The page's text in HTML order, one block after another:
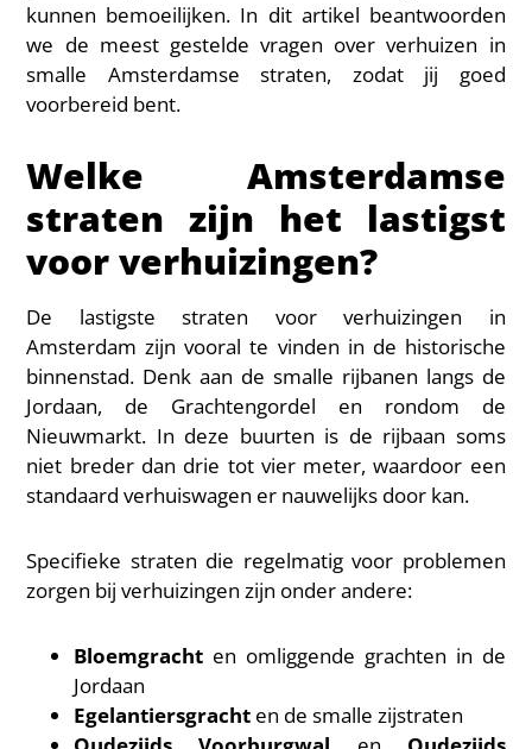
kunnen bemoeilijken. In dit artikel beantwoorden
we de meest gestelde vragen over verhuizen in
smalle Amsterdamse straten, zodat jij goed
voorbereid bent.
Welke Amsterdamse
straten zijn het lastigst
voor verhuizingen?
De lastigste straten voor verhuizingen in
Amsterdam zijn vooral te vinden in de historische
binnenstad. Denk aan de smalle rijbanen langs de
Jordaan, de Grachtengordel en rondom de
Nieuwmarkt. In deze buurten is de rijbaan soms
niet breder dan drie tot vier meter, waardoor een
standaard verhuiswagen er nauwelijks door kan.
Specifieke straten die regelmatig voor problemen
zorgen bij verhuizingen zijn onder andere:
Bloemgracht en omliggende grachten in de
Jordaan
Egelantiersgracht en de smalle zijstraten